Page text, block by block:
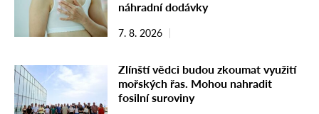
náhradní dodávky
7. 8. 2026
Zlínští vědci budou zkoumat využití
mořských řas. Mohou nahradit
fosilní suroviny